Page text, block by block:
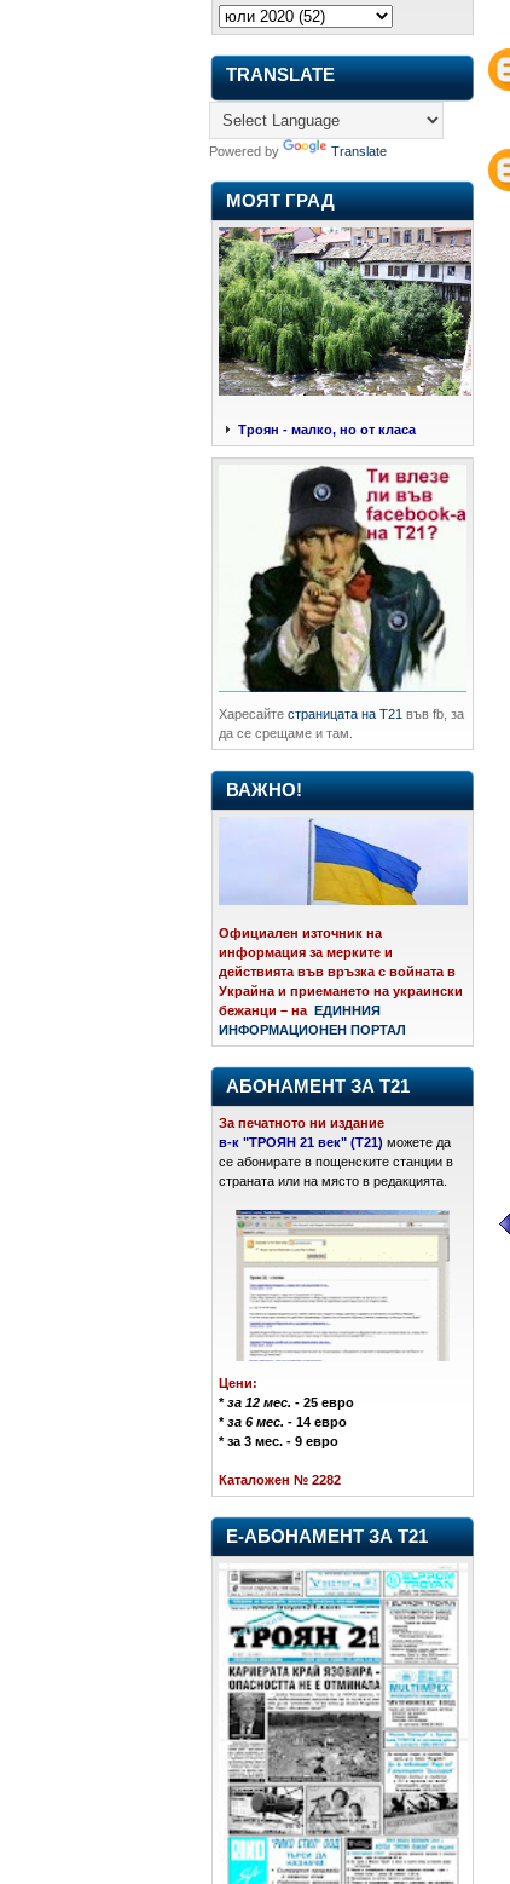
TRANSLATE
Powered by Translate
МОЯТ ГРАД
Троян - малко, но от класа
Харесайте страницата на Т21 във fb, за
да се срещаме и там.
ВАЖНО!
Официален източник на
информация за мерките и
действията във връзка с войната в
Украйна и приемането на украински
бежанци – на ЕДИННИЯ
ИНФОРМАЦИОНЕН ПОРТАЛ
АБОНАМЕНТ ЗА Т21
За печатното ни издание
в-к "ТРОЯН 21 век" (Т21) можете да
се абонирате в пощенските станции в
страната или на място в редакцията.
Цени:
*за 12 мес. - 25 евро
*за 6 мес. - 14 евро
* за 3 мес. - 9 евро
Каталожен № 2282
Е-АБОНАМЕНТ ЗА Т21